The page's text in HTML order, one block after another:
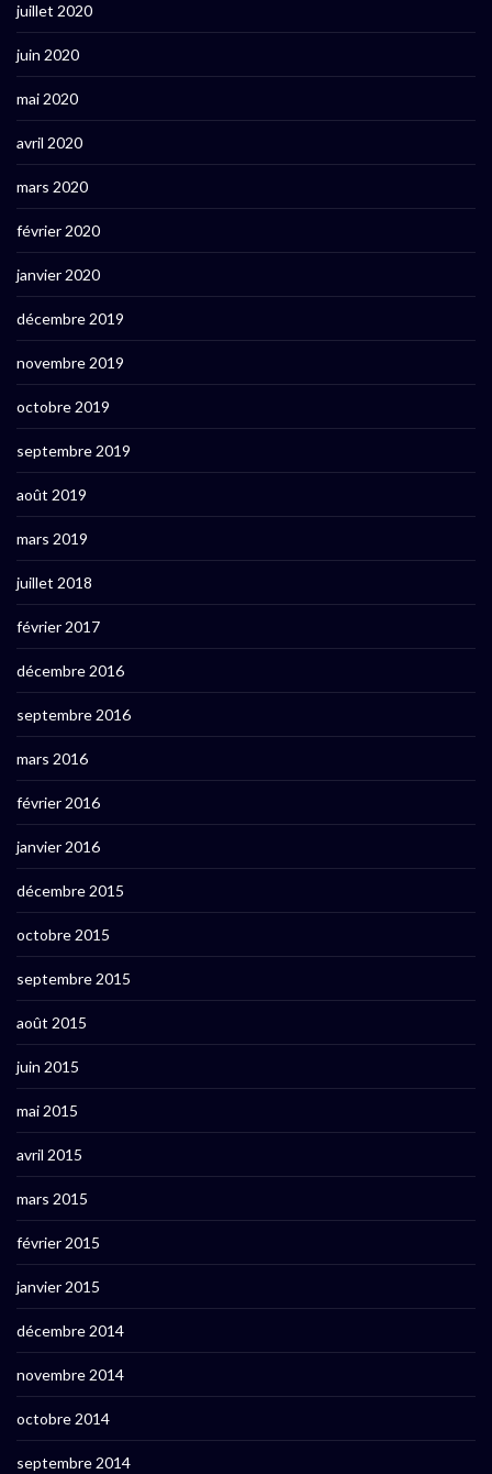
juillet 2020
juin 2020
mai 2020
avril 2020
mars 2020
février 2020
janvier 2020
décembre 2019
novembre 2019
octobre 2019
septembre 2019
août 2019
mars 2019
juillet 2018
février 2017
décembre 2016
septembre 2016
mars 2016
février 2016
janvier 2016
décembre 2015
octobre 2015
septembre 2015
août 2015
juin 2015
mai 2015
avril 2015
mars 2015
février 2015
janvier 2015
décembre 2014
novembre 2014
octobre 2014
septembre 2014